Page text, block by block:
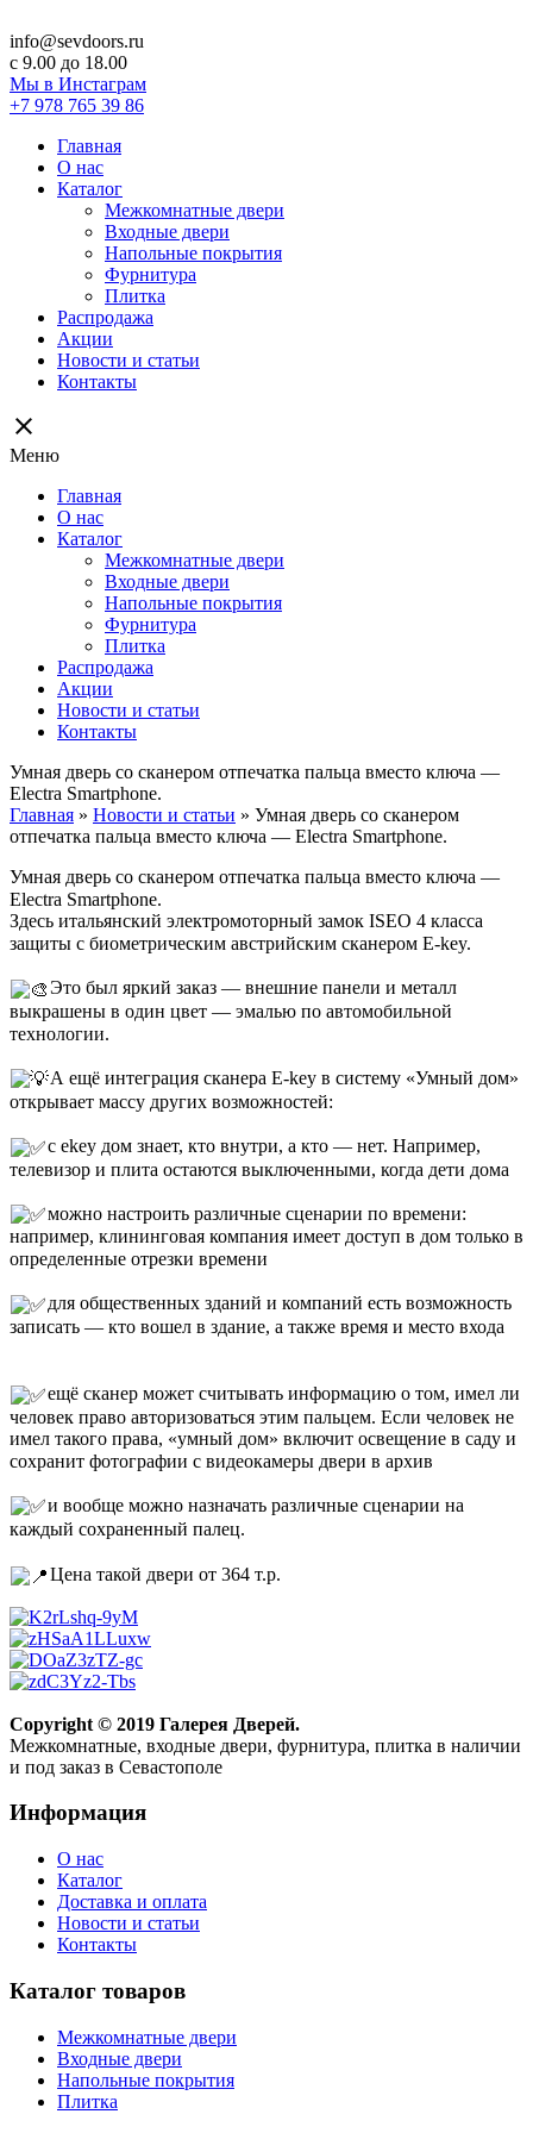
info@sevdoors.ru
c 9.00 до 18.00
Мы в Инстаграм
+7 978 765 39 86
Главная
О нас
Каталог
Межкомнатные двери
Входные двери
Напольные покрытия
Фурнитура
Плитка
Распродажа
Акции
Новости и статьи
Контакты
close
Меню
Главная
О нас
Каталог
Межкомнатные двери
Входные двери
Напольные покрытия
Фурнитура
Плитка
Распродажа
Акции
Новости и статьи
Контакты
Умная дверь со сканером отпечатка пальца вместо ключа —
Electra Smartphone.
Главная » Новости и статьи » Умная дверь со сканером
отпечатка пальца вместо ключа — Electra Smartphone.
Умная дверь со сканером отпечатка пальца вместо ключа —
Electra Smartphone. ⠀⠀⁣⁣⠀
Здесь итальянский электромоторный замок ISEO 4 класса
защиты с биометрическим австрийским сканером E-key. ⠀⁣⁣⠀
Это был яркий заказ — внешние панели и металл
выкрашены в один цвет — эмалью по автомобильной
технологии.⠀⁣⁣⠀
А ещё интеграция сканера E-key в систему «Умный дом»
открывает массу других возможностей: ⠀⁣⁣⠀
с ekey дом знает, кто внутри, а кто — нет. Например,
телевизор и плита остаются выключенными, когда дети дома
можно настроить различные сценарии по времени:
например, клининговая компания имеет доступ в дом только в
определенные отрезки времени ⠀⁣⁣⠀
для общественных зданий и компаний есть возможность
записать — кто вошел в здание, а также время и место входа
ещё сканер может считывать информацию о том, имел ли
человек право авторизоваться этим пальцем. Если человек не
имел такого права, «умный дом» включит освещение в саду и
сохранит фотографии с видеокамеры двери в архив ⠀⁣⁣⠀
и вообще можно назначать различные сценарии на
каждый сохраненный палец.⠀⁣⁣⠀
Цена такой двери от 364 т.р.⠀⁣⁣⠀
Copyright © 2019 Галерея Дверей.
Межкомнатные, входные двери, фурнитура, плитка в наличии
и под заказ в Севастополе
Информация
О нас
Каталог
Доставка и оплата
Новости и статьи
Контакты
Каталог товаров
Межкомнатные двери
Входные двери
Напольные покрытия
Плитка